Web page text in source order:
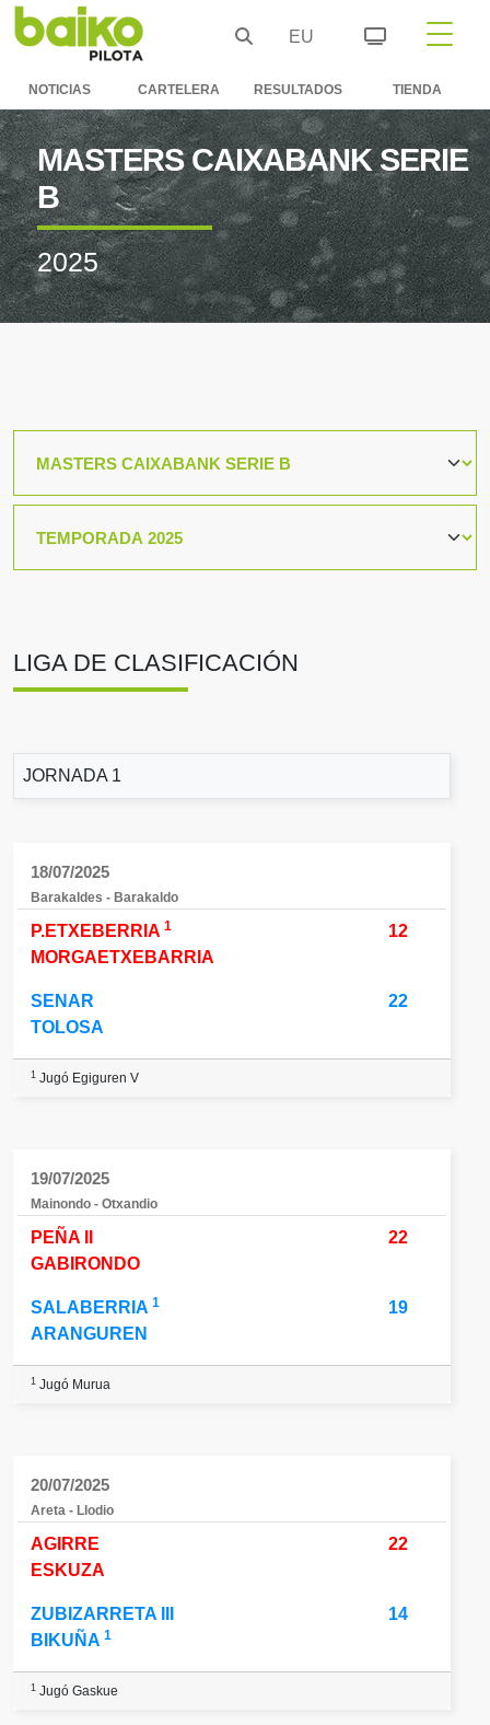
EU
NOTICIAS CARTELERA RESULTADOS TIENDA
MASTERS CAIXABANK SERIE
B
2025
LIGA DE CLASIFICACIÓN
JORNADA 1
18/07/2025
Barakaldes - Barakaldo
P.ETXEBERRIA 1
MORGAETXEBARRIA
12
SENAR
TOLOSA
22
1 Jugó Egiguren V
19/07/2025
Mainondo - Otxandio
PEÑA II
GABIRONDO
22
SALABERRIA 1
ARANGUREN
19
1 Jugó Murua
20/07/2025
Areta - Llodio
AGIRRE
ESKUZA
22
ZUBIZARRETA III
BIKUÑA 1
14
1 Jugó Gaskue